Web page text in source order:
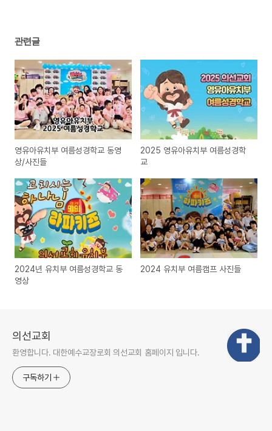
관련글
영유아유치부 여름성경학교 동영
상/사진들
2025 영유아유치부 여름성경학
교
2024년 유치부 여름성경학교 동
영상
2024 유치부 여름캠프 사진들
의선교회
환영합니다. 대한예수교장로회 의선교회 홈페이지 입니다.
구독하기